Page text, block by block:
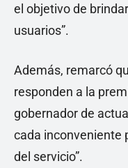
el objetivo de
usuarios”.
Además, remarcó
responden a la
gobernador de
cada inconveniente
del servicio”.